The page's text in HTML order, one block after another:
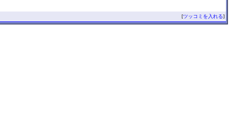
[ツッコミを入れる]